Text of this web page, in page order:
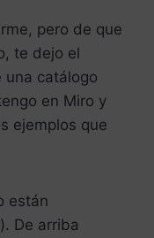
pero de que
te dejo el
una catálogo
en Miro y
ejemplos que
están
De arriba